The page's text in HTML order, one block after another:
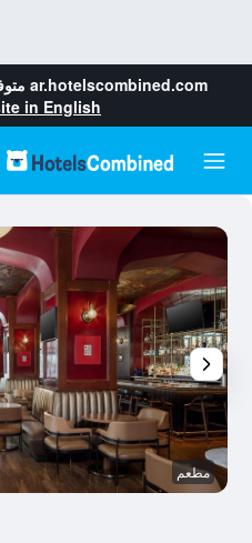
ar.hotelscombined.com
in English
مطعم